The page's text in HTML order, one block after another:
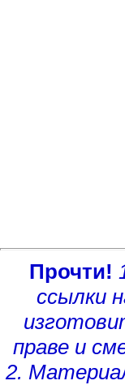
Прочти!
ссылки
праве и
2.